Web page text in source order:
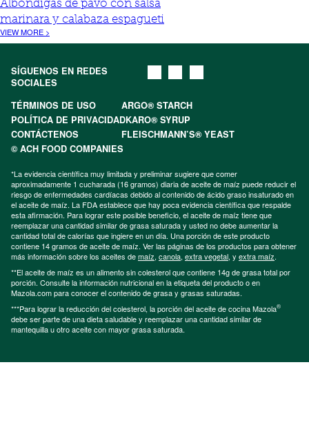
Albóndigas de pavo con salsa
marinara y calabaza espagueti
VIEW MORE >
SÍGUENOS EN REDES
SOCIALES
TÉRMINOS DE USO
ARGO® STARCH
POLÍTICA DE PRIVACIDADKARO® SYRUP
CONTÁCTENOS
FLEISCHMANN’S® YEAST
© ACH FOOD COMPANIES
*La evidencia científica muy limitada y preliminar sugiere que comer
aproximadamente 1 cucharada (16 gramos) diaria de aceite de maíz puede reducir el
riesgo de enfermedades cardíacas debido al contenido de ácido graso insaturado en
el aceite de maíz. La FDA establece que hay poca evidencia científica que respalde
esta afirmación. Para lograr este posible beneficio, el aceite de maíz tiene que
reemplazar una cantidad similar de grasa saturada y usted no debe aumentar la
cantidad total de calorías que ingiere en un día. Una porción de este producto
contiene 14 gramos de aceite de maíz. Ver las páginas de los productos para obtener
más información sobre los aceites demaíz, canola, extra vegetal, y extra maíz.
**El aceite de maíz es un alimento sin colesterol que contiene 14g de grasa total por
porción. Consulte la información nutricional en la etiqueta del producto o en
Mazola.com para conocer el contenido de grasa y grasas saturadas.
***Para lograr la reducción del colesterol, la porción del aceite de cocina Mazola®
debe ser parte de una dieta saludable y reemplazar una cantidad similar de
mantequilla u otro aceite con mayor grasa saturada.